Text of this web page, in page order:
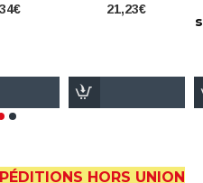
21,23€
HORS UNION